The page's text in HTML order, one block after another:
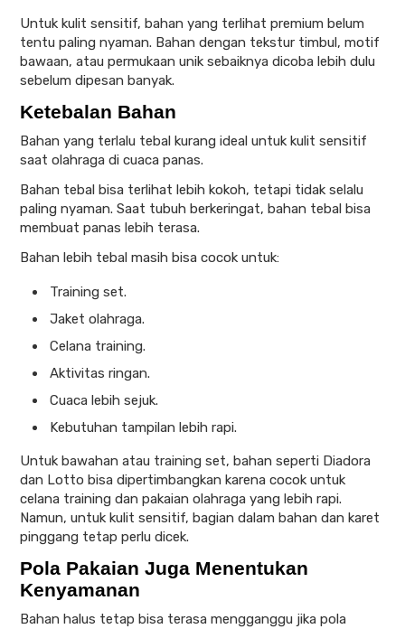
Untuk kulit sensitif, bahan yang terlihat premium belum
tentu paling nyaman. Bahan dengan tekstur timbul, motif
bawaan, atau permukaan unik sebaiknya dicoba lebih dulu
sebelum dipesan banyak.
Ketebalan Bahan
Bahan yang terlalu tebal kurang ideal untuk kulit sensitif
saat olahraga di cuaca panas.
Bahan tebal bisa terlihat lebih kokoh, tetapi tidak selalu
paling nyaman. Saat tubuh berkeringat, bahan tebal bisa
membuat panas lebih terasa.
Bahan lebih tebal masih bisa cocok untuk:
Training set.
Jaket olahraga.
Celana training.
Aktivitas ringan.
Cuaca lebih sejuk.
Kebutuhan tampilan lebih rapi.
Untuk bawahan atau training set, bahan seperti Diadora
dan Lotto bisa dipertimbangkan karena cocok untuk
celana training dan pakaian olahraga yang lebih rapi.
Namun, untuk kulit sensitif, bagian dalam bahan dan karet
pinggang tetap perlu dicek.
Pola Pakaian Juga Menentukan
Kenyamanan
Bahan halus tetap bisa terasa mengganggu jika pola